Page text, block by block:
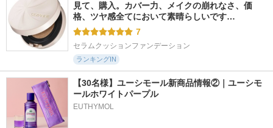
見て、購入。カバー力、メイクの崩れなさ、価
格、ツヤ感全てにおいて素晴らしいです…
7
セラムクッションファンデーション
ランキングIN
【30名様】ユーシモール新商品情報②｜ユーシモ
ールホワイトパープル
EUTHYMOL